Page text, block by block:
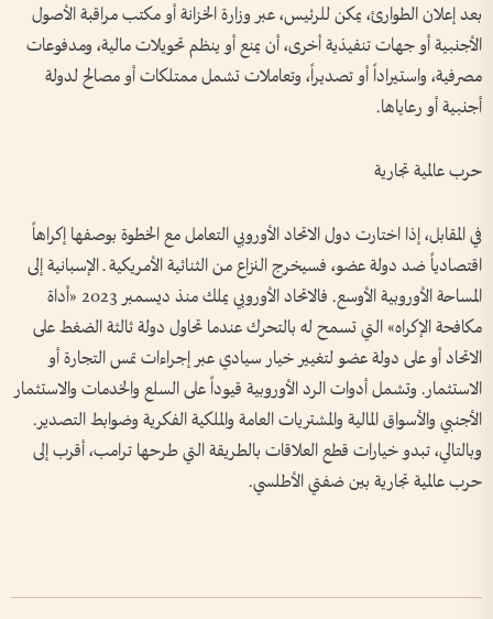
بعد إعلان الطوارئ، يمكن للرئيس، عبر وزارة الخزانة أو مكتب مراقبة الأصول
الأجنبية أو جهات تنفيذية أخرى، أن يمنع أو ينظم تحويلات مالية، ومدفوعات
مصرفية، واستيراداً أو تصديراً، وتعاملات تشمل ممتلكات أو مصالح لدولة
أجنبية أو رعاياها.
حرب عالمية تجارية
في المقابل، إذا اختارت دول الاتحاد الأوروبي التعامل مع الخطوة بوصفها إكراهاً
اقتصادياً ضد دولة عضو، فسيخرج النزاع من الثنائية الأمريكية ـ الإسبانية إلى
المساحة الأوروبية الأوسع. فالاتحاد الأوروبي يملك منذ ديسمبر 2023 «أداة
مكافحة الإكراه» التي تسمح له بالتحرك عندما تحاول دولة ثالثة الضغط على
الاتحاد أو على دولة عضو لتغيير خيار سيادي عبر إجراءات تمس التجارة أو
الاستثمار. وتشمل أدوات الرد الأوروبية قيوداً على السلع والخدمات والاستثمار
الأجنبي والأسواق المالية والمشتريات العامة والملكية الفكرية وضوابط التصدير.
وبالتالي، تبدو خيارات قطع العلاقات بالطريقة التي طرحها ترامب، أقرب إلى
حرب عالمية تجارية بين ضفتي الأطلسي.